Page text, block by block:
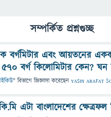
সম্পর্কিত প্রশ্নগুচ্ছ
বর্গমিটার এবং আয়তনের
বর্গ কিলোমিটার কেন? ঘন
" বিভাগে জিজ্ঞাসাকরেছেনʏᴀꜱɪɴ ᴀʀᴀꜰᴀᴛ
এটা বাংলাদেশের